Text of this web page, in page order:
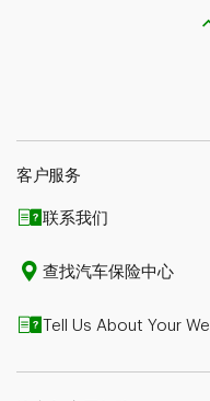
客户服务
联系我们​​​​​​​
查找汽车保险中心
Tell Us About Your